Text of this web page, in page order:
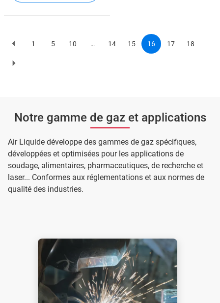
PreviousPage
1 Page
5 Page
10 … Page
14 Page
15
Current
page
16 Page
17 Page
18
Page
Notre gamme de gaz et applications
Air Liquide développe des gammes de gaz spécifiques,
développées et optimisées pour les applications de
soudage, alimentaires, pharmaceutiques, de recherche et
laser... Conformes aux réglementations et aux normes de
qualité des industries.